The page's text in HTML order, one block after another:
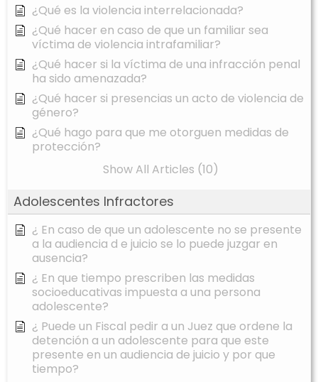
¿Qué es la violencia interrelacionada?
¿Qué hacer en caso de que un familiar sea
víctima de violencia intrafamiliar?
¿Qué hacer si la víctima de una infracción penal
ha sido amenazada?
¿Qué hacer si presencias un acto de violencia de
género?
¿Qué hago para que me otorguen medidas de
protección?
Show All Articles (10)
Adolescentes Infractores
¿ En caso de que un adolescente no se presente
a la audiencia d e juicio se lo puede juzgar en
ausencia?
¿ En que tiempo prescriben las medidas
socioeducativas impuesta a una persona
adolescente?
¿ Puede un Fiscal pedir a un Juez que ordene la
detención a un adolescente para que este
presente en un audiencia de juicio y por que
tiempo?